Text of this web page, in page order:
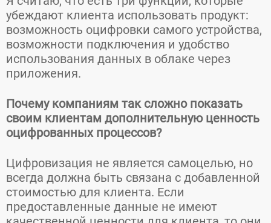
убеждают клиента использовать продукт:
возможность оцифровки самого устройства,
возможности подключения и удобство
использования данных в облаке через
приложения.
Почему компаниям так сложно показать
своим клиентам дополнительную ценность
оцифрованных процессов?
Цифровизация не является самоцелью, но
всегда должна быть связана с добавленной
стоимостью для клиента. Если
предоставленные данные не имеют